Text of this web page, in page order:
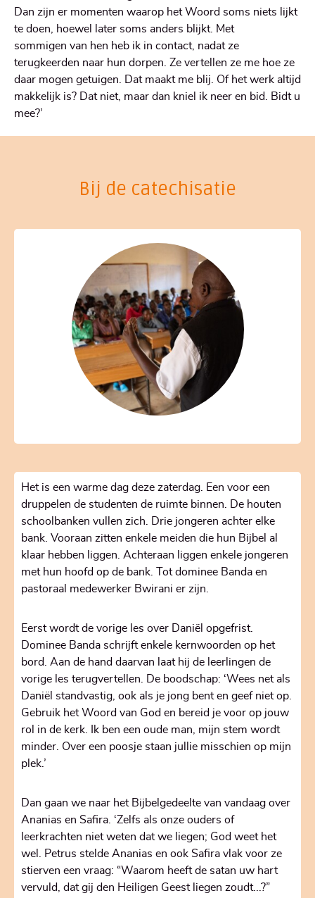
Dan zijn er momenten waarop het Woord soms niets lijkt
te doen, hoewel later soms anders blijkt. Met
sommigen van hen heb ik in contact, nadat ze
terugkeerden naar hun dorpen. Ze vertellen ze me hoe ze
daar mogen getuigen. Dat maakt me blij. Of het werk altijd
makkelijk is? Dat niet, maar dan kniel ik neer en bid. Bidt u
mee?’
Bij de catechisatie
Het is een warme dag deze zaterdag. Een voor een
druppelen de studenten de ruimte binnen. De houten
schoolbanken vullen zich. Drie jongeren achter elke
bank. Vooraan zitten enkele meiden die hun Bijbel al
klaar hebben liggen. Achteraan liggen enkele jongeren
met hun hoofd op de bank. Tot dominee Banda en
pastoraal medewerker Bwirani er zijn.
Eerst wordt de vorige les over Daniël opgefrist.
Dominee Banda schrijft enkele kernwoorden op het
bord. Aan de hand daarvan laat hij de leerlingen de
vorige les terugvertellen. De boodschap: ‘Wees net als
Daniël standvastig, ook als je jong bent en geef niet op.
Gebruik het Woord van God en bereid je voor op jouw
rol in de kerk. Ik ben een oude man, mijn stem wordt
minder. Over een poosje staan jullie misschien op mijn
plek.’
Dan gaan we naar het Bijbelgedeelte van vandaag over
Ananias en Safira. ‘Zelfs als onze ouders of
leerkrachten niet weten dat we liegen; God weet het
wel. Petrus stelde Ananias en ook Safira vlak voor ze
stierven een vraag: “Waarom heeft de satan uw hart
vervuld, dat gij den Heiligen Geest liegen zoudt...?”